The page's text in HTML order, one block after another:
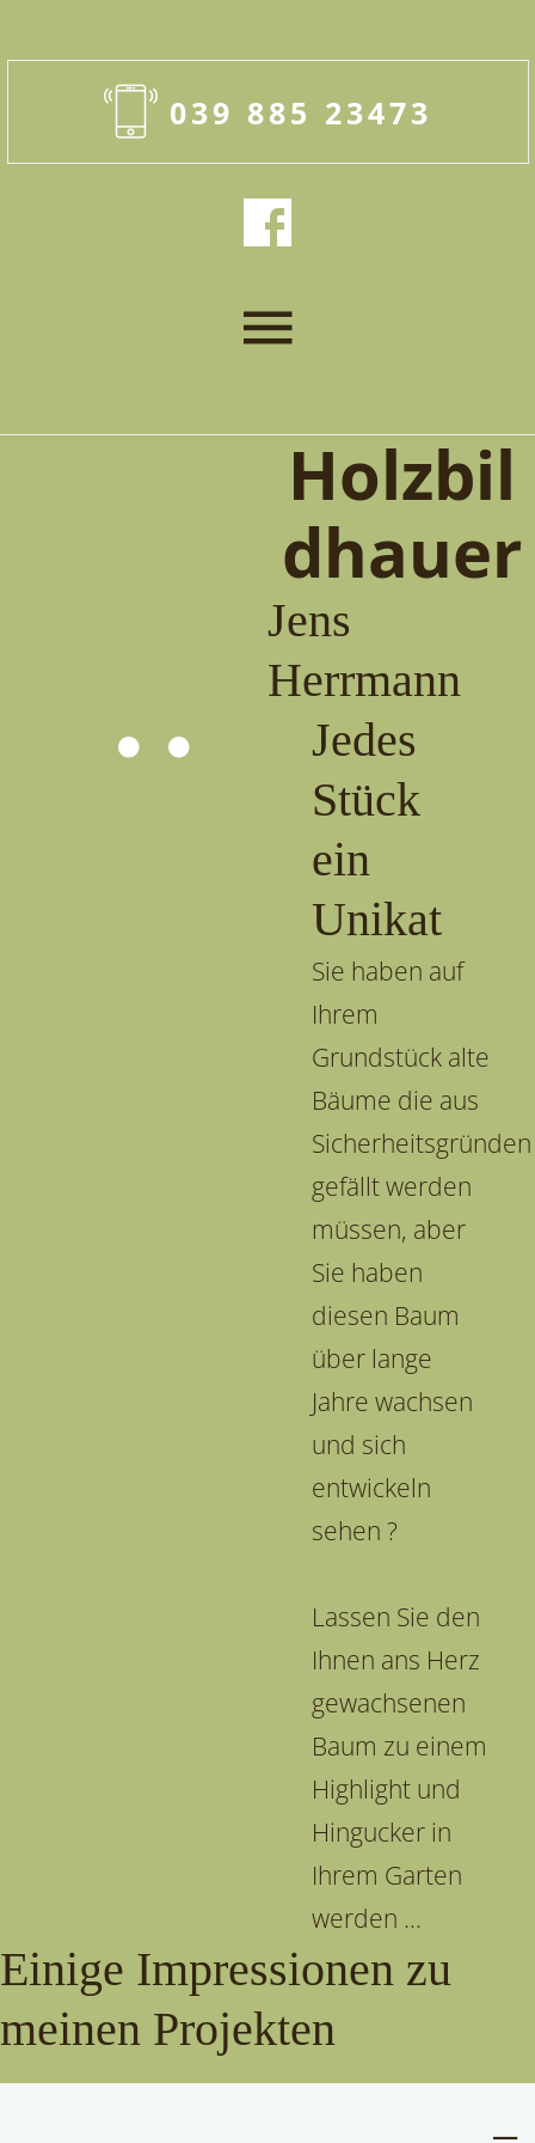
039 885 23473
Holzbil
dhauer
Jens
Herrmann
Jedes
Stück
ein
Unikat
Sie haben auf
Ihrem
Grundstück alte
Bäume die aus
Sicherheitsgründen
gefällt werden
müssen, aber
Sie haben
diesen Baum
über lange
Jahre wachsen
und sich
entwickeln
sehen ?
Lassen Sie den
Ihnen ans Herz
gewachsenen
Baum zu einem
Highlight und
Hingucker in
Ihrem Garten
werden ...
Einige Impressionen zu
meinen Projekten